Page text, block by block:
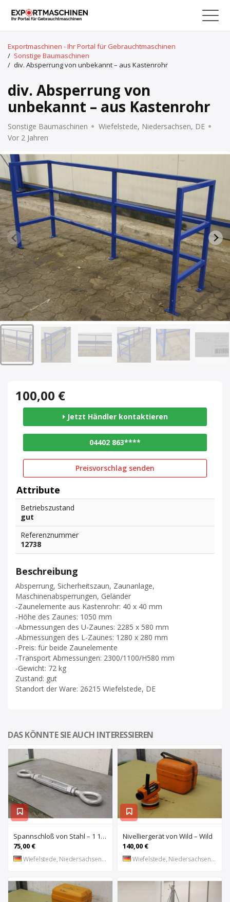
Exportmaschinen - Ihr Portal für Gebrauchtmaschinen
/ Sonstige Baumaschinen
/ div. Absperrung von unbekannt – aus Kastenrohr
div. Absperrung von
unbekannt – aus Kastenrohr
Sonstige Baumaschinen
Wiefelstede, Niedersachsen, DE
Vor 2 Jahren
100,00 €
Jetzt Händler kontaktieren
04402 863****
Preisvorschlag senden
Attribute
Betriebszustand
gut
Referenznummer
12738
Beschreibung
Absperrung, Sicherheitszaun, Zaunanlage,
Maschinenabsperrungen, Geländer
-Zaunelemente aus Kastenrohr: 40 x 40 mm
-Höhe des Zaunes: 1050 mm
-Abmessungen des U-Zaunes: 2285 x 580 mm
-Abmessungen des L-Zaunes: 1280 x 280 mm
-Preis: für beide Zaunelemente
-Transport Abmessungen: 2300/1100/H580 mm
-Gewicht: 72 kg
Zustand: gut
Standort der Ware: 26215 Wiefelstede, DE
DAS KÖNNTE SIE AUCH INTERESSIEREN
Spannschloß von Stahl – 1 1/2 ” Zoll
75,00 €
Wiefelstede, Niedersachsen, DE
Nivelliergerät von Wild – Wild
140,00 €
Wiefelstede, Niedersachsen, DE